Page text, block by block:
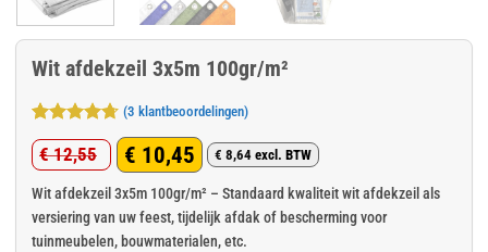
Wit afdekzeil 3x5m 100gr/m²
Gewaardeerd
4.67op 5
gebaseerd
op
3
klant
(3 klantbeoordelingen)
€12,55
Oorspronkelijke
prijs
was:
€ 10,45
Huidige
prijs
is:
€ 8,64excl. BTW
Wit afdekzeil 3x5m 100gr/m² – Standaard kwaliteit wit afdekzeil als
versiering van uw feest, tijdelijk afdak of bescherming voor
tuinmeubelen, bouwmaterialen, etc.